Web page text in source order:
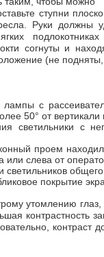
ступни
Руки должны
согнуты и
(не
лампы с
50° от
светильники с
проем
или слева от
светильников
покрытие
утомлению глаз,
контрастность
контраст